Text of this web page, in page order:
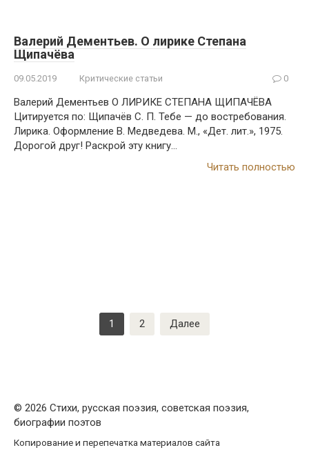
Валерий Дементьев. О лирике Степана
Щипачёва
09.05.2019 Критические статьи 0
Валерий Дементьев О ЛИРИКЕ СТЕПАНА ЩИПАЧЁВА
Цитируется по: Щипачёв С. П. Тебе — до востребования.
Лирика. Оформление В. Медведева. М., «Дет. лит.», 1975.
Дорогой друг! Раскрой эту книгу…
Читать полностью
1 2 Далее
© 2026 Стихи, русская поэзия, советская поэзия,
биографии поэтов
Копирование и перепечатка материалов сайта